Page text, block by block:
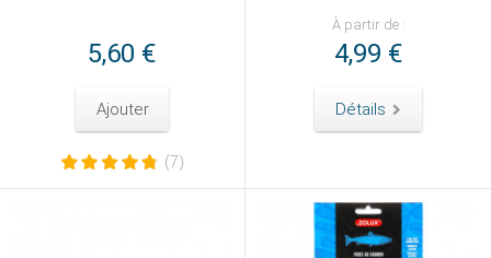
5,60 €
Ajouter
(7)
À partir de :
4,99 €
Détails